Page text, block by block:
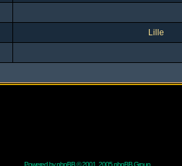
Lille
Powered byphpBB© 2001, 2005 phpBB Group